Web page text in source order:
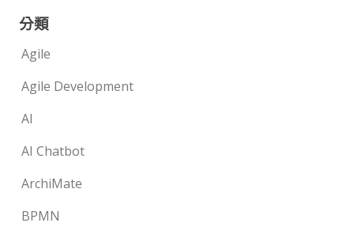
分類
Agile
Agile Development
AI
AI Chatbot
ArchiMate
BPMN